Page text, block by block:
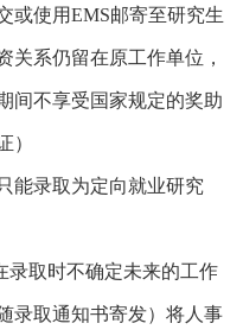
或使用EMS邮寄至研究生
关系仍留在原工作单位，
间不享受国家规定的奖助
）
能录取为定向就业研究
录取时不确定未来的工作
录取通知书寄发）将人事